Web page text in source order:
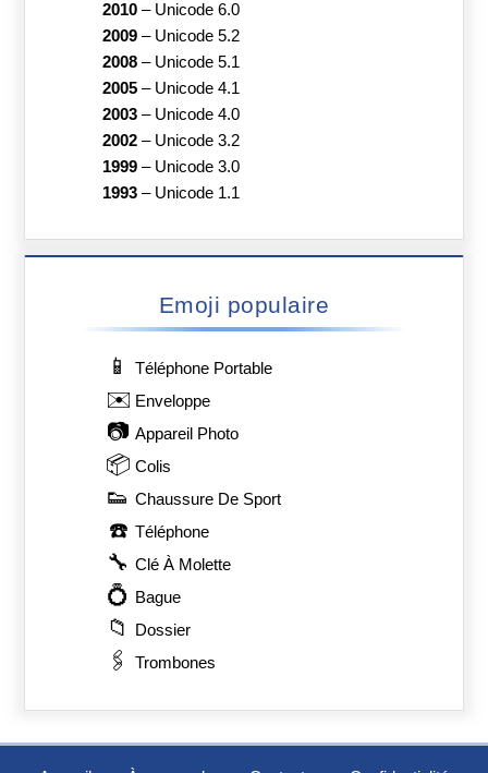
2010– Unicode 6.0
2009– Unicode 5.2
2008– Unicode 5.1
2005– Unicode 4.1
2003– Unicode 4.0
2002– Unicode 3.2
1999– Unicode 3.0
1993– Unicode 1.1
Emoji populaire
📱 Téléphone Portable
✉️ Enveloppe
📷 Appareil Photo
📦 Colis
👟 Chaussure De Sport
☎️ Téléphone
🔧 Clé À Molette
💍 Bague
📁 Dossier
🖇️ Trombones